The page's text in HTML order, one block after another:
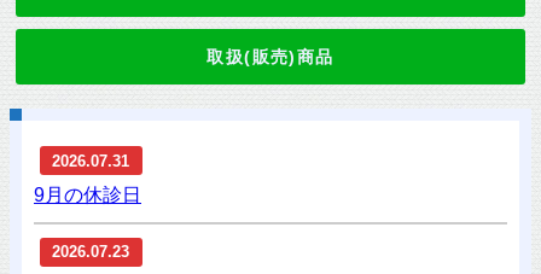
取扱(販売)商品
2026.07.31
9月の休診日
2026.07.23